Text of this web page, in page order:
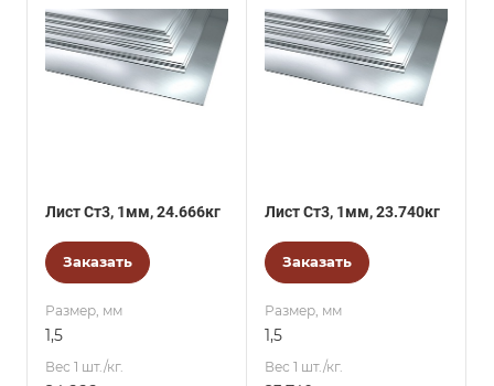
Лист Ст3, 1мм, 24.666кг
Заказать
Размер, мм
1,5
Вес 1 шт./кг.
Лист Ст3, 1мм, 23.740кг
Заказать
Размер, мм
1,5
Вес 1 шт./кг.